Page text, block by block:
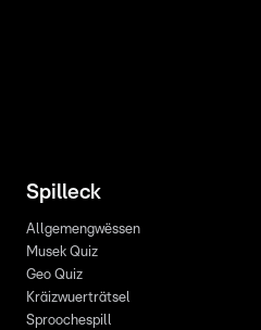
Spilleck
Allgemengwëssen
Musek Quiz
Geo Quiz
Kräizwuerträtsel
Sproochespill